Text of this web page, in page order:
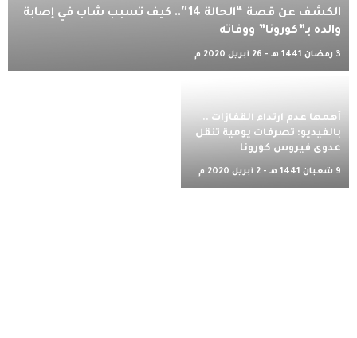
الكشف عن قصة “الحالة 14″.. كيف تسبب شاب في إصابة
والده بـ”كورونا” ووفاته
3 رمضان 1441 هـ - 26 أبريل 2020 م
أهمها عدم ارتداء القفازات ..
بالفيديو: تصرفات يومية تنقل
عدوى فيروس كورونا
9 شعبان 1441 هـ - 2 أبريل 2020 م